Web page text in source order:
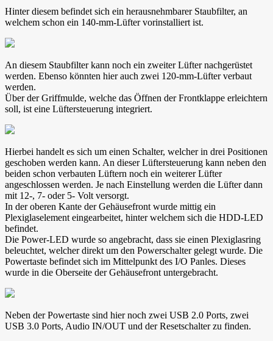
Hinter diesem befindet sich ein herausnehmbarer Staubfilter, an
welchem schon ein 140-mm-Lüfter vorinstalliert ist.
An diesem Staubfilter kann noch ein zweiter Lüfter nachgerüstet
werden. Ebenso könnten hier auch zwei 120-mm-Lüfter verbaut
werden.
Über der Griffmulde, welche das Öffnen der Frontklappe erleichtern
soll, ist eine Lüftersteuerung integriert.
Hierbei handelt es sich um einen Schalter, welcher in drei Positionen
geschoben werden kann. An dieser Lüftersteuerung kann neben den
beiden schon verbauten Lüftern noch ein weiterer Lüfter
angeschlossen werden. Je nach Einstellung werden die Lüfter dann
mit 12-, 7- oder 5- Volt versorgt.
In der oberen Kante der Gehäusefront wurde mittig ein
Plexiglaselement eingearbeitet, hinter welchem sich die HDD-LED
befindet.
Die Power-LED wurde so angebracht, dass sie einen Plexiglasring
beleuchtet, welcher direkt um den Powerschalter gelegt wurde. Die
Powertaste befindet sich im Mittelpunkt des I/O Panles. Dieses
wurde in die Oberseite der Gehäusefront untergebracht.
Neben der Powertaste sind hier noch zwei USB 2.0 Ports, zwei
USB 3.0 Ports, Audio IN/OUT und der Resetschalter zu finden.